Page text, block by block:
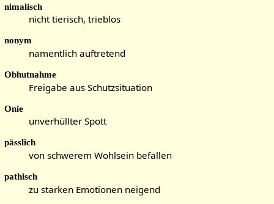
nimalisch
nicht tierisch, trieblos
nonym
namentlich auftretend
Obhutnahme
Freigabe aus Schutzsituation
Onie
unverhüllter Spott
pässlich
von schwerem Wohlsein befallen
pathisch
zu starken Emotionen neigend